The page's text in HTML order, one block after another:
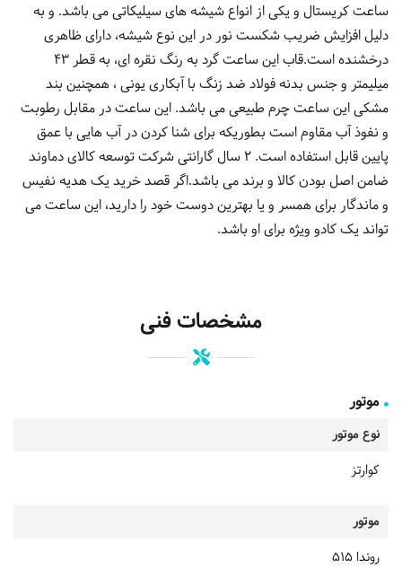
ساعت کریستال و یکی از انواع شیشه های سیلیکاتی می باشد. و به
دلیل افزایش ضریب شکست نور در این نوع شیشه، دارای ظاهری
درخشنده است.قاب این ساعت گرد به رنگ نقره ای، به قطر 43
میلیمتر و جنس بدنه فولاد ضد زنگ با آبکاری یونی ، همچنین بند
مشکی این ساعت چرم طبیعی می باشد. این ساعت در مقابل رطوبت
و نفوذ آب مقاوم است بطوریکه برای شنا کردن در آب هایی با عمق
پایین قابل استفاده است. 2 سال گارانتی شرکت توسعه کالای دماوند
ضامن اصل بودن کالا و برند می باشد.اگر قصد خرید یک هدیه نفیس
و ماندگار برای همسر و یا بهترین دوست خود را دارید، این ساعت می
تواند یک کادو ویژه برای او باشد.
مشخصات فنی
موتور
نوع موتور
کوارتز
موتور
روندا 515